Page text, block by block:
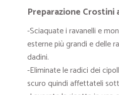
Preparazione
-Sciaquate i ravanelli e
esterne più grandi e delle
dadini.
-Eliminate le radici dei
scuro quindi affettateli